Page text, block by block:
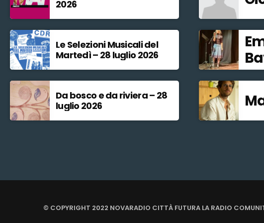
2026
Le Selezioni Musicali del
Martedì – 28 luglio 2026
Da bosco e da riviera – 28
luglio 2026
© COPYRIGHT 2022 NOVARADIO CITTÀ FUTURA LA RADIO